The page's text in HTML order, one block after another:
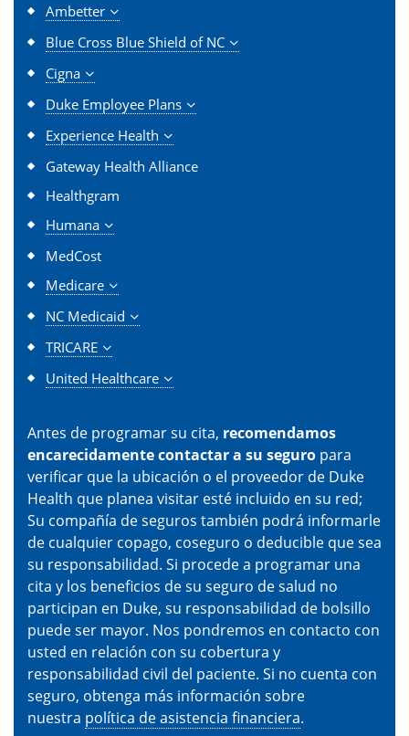
Ambetter
Blue Cross Blue Shield of NC
Cigna
Duke Employee Plans
Experience Health
Gateway Health Alliance
Healthgram
Humana
MedCost
Medicare
NC Medicaid
TRICARE
United Healthcare
Antes de programar su cita, recomendamos
encarecidamente contactar a su seguro para
verificar que la ubicación o el proveedor de Duke
Health que planea visitar esté incluido en su red;
Su compañía de seguros también podrá informarle
de cualquier copago, coseguro o deducible que sea
su responsabilidad. Si procede a programar una
cita y los beneficios de su seguro de salud no
participan en Duke, su responsabilidad de bolsillo
puede ser mayor. Nos pondremos en contacto con
usted en relación con su cobertura y
responsabilidad civil del paciente. Si no cuenta con
seguro, obtenga más información sobre
nuestra política de asistencia financiera.